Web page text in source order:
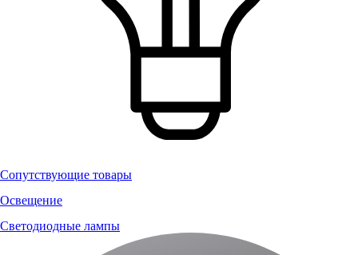
Сопутствующие товары
Освещение
Светодиодные лампы